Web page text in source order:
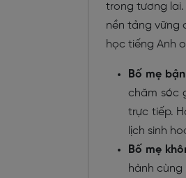
trong tương lai.
nền tảng vững
học tiếng Anh
Bố mẹ
chăm sóc
trực tiếp.
lịch sinh
Bố mẹ
hành